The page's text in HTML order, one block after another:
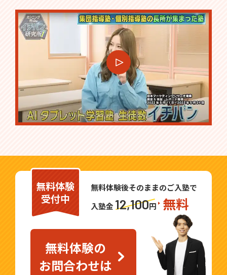
無料体験
受付中
無料体験後そのままのご入塾で
入塾金 12,100円 無料
無料体験の
お問合わせは